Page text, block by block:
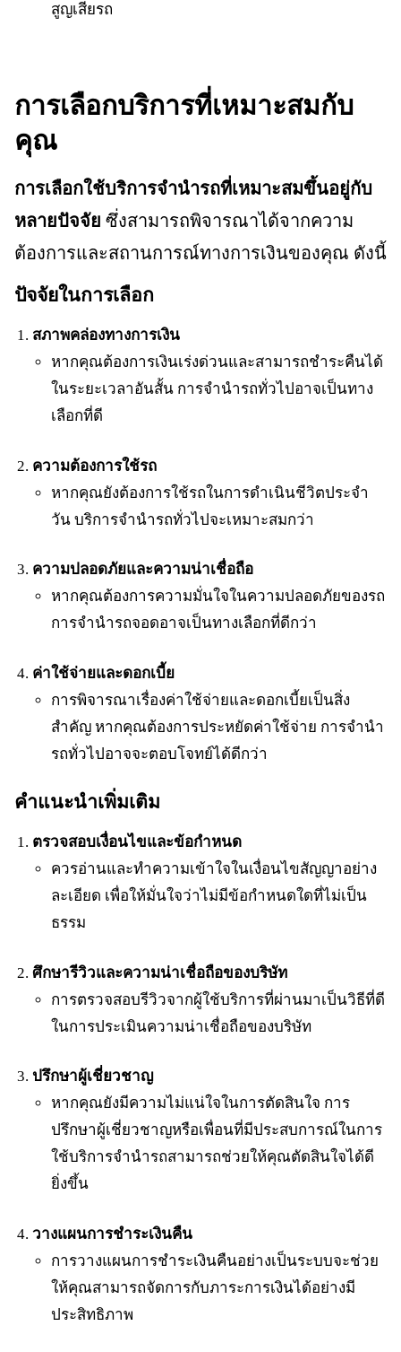
สูญเสียรถ
การเลือกบริการที่เหมาะสมกับ
คุณ
การเลือกใช้บริการจำนำรถที่เหมาะสมขึ้นอยู่กับ
หลายปัจจัย ซึ่งสามารถพิจารณาได้จากความ
ต้องการและสถานการณ์ทางการเงินของคุณ ดังนี้
ปัจจัยในการเลือก
สภาพคล่องทางการเงิน
หากคุณต้องการเงินเร่งด่วนและสามารถชำระคืนได้
ในระยะเวลาอันสั้น การจำนำรถทั่วไปอาจเป็นทาง
เลือกที่ดี
ความต้องการใช้รถ
หากคุณยังต้องการใช้รถในการดำเนินชีวิตประจำ
วัน บริการจำนำรถทั่วไปจะเหมาะสมกว่า
ความปลอดภัยและความน่าเชื่อถือ
หากคุณต้องการความมั่นใจในความปลอดภัยของรถ
การจำนำรถจอดอาจเป็นทางเลือกที่ดีกว่า
ค่าใช้จ่ายและดอกเบี้ย
การพิจารณาเรื่องค่าใช้จ่ายและดอกเบี้ยเป็นสิ่ง
สำคัญ หากคุณต้องการประหยัดค่าใช้จ่าย การจำนำ
รถทั่วไปอาจจะตอบโจทย์ได้ดีกว่า
คำแนะนำเพิ่มเติม
ตรวจสอบเงื่อนไขและข้อกำหนด
ควรอ่านและทำความเข้าใจในเงื่อนไขสัญญาอย่าง
ละเอียด เพื่อให้มั่นใจว่าไม่มีข้อกำหนดใดที่ไม่เป็น
ธรรม
ศึกษารีวิวและความน่าเชื่อถือของบริษัท
การตรวจสอบรีวิวจากผู้ใช้บริการที่ผ่านมาเป็นวิธีที่ดี
ในการประเมินความน่าเชื่อถือของบริษัท
ปรึกษาผู้เชี่ยวชาญ
หากคุณยังมีความไม่แน่ใจในการตัดสินใจ การ
ปรึกษาผู้เชี่ยวชาญหรือเพื่อนที่มีประสบการณ์ในการ
ใช้บริการจำนำรถสามารถช่วยให้คุณตัดสินใจได้ดี
ยิ่งขึ้น
วางแผนการชำระเงินคืน
การวางแผนการชำระเงินคืนอย่างเป็นระบบจะช่วย
ให้คุณสามารถจัดการกับภาระการเงินได้อย่างมี
ประสิทธิภาพ